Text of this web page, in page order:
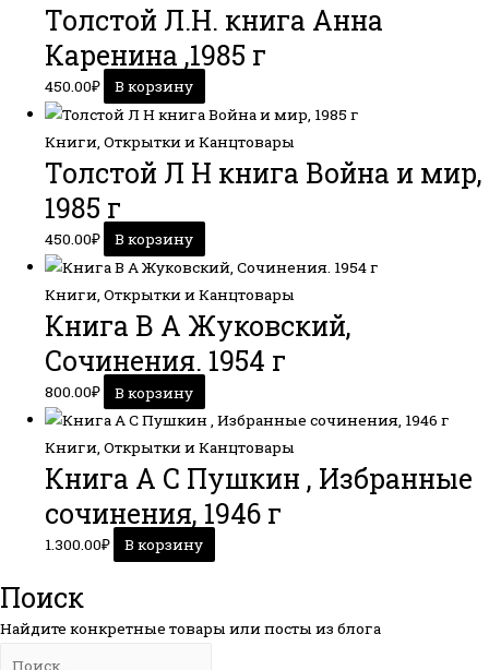
Толстой Л.Н. книга Анна
Каренина ,1985 г
450.00₽ В корзину
Книги, Открытки и Канцтовары
Толстой Л Н книга Война и мир,
1985 г
450.00₽ В корзину
Книги, Открытки и Канцтовары
Книга В А Жуковский,
Сочинения. 1954 г
800.00₽ В корзину
Книги, Открытки и Канцтовары
Книга А С Пушкин , Избранные
сочинения, 1946 г
1.300.00₽ В корзину
Поиск
Найдите конкретные товары или посты из блога